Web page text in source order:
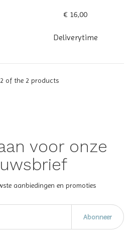
€ 16,00
Deliverytime
2 of the 2 products
voor onze
aanbiedingen en promoties
Abonneer